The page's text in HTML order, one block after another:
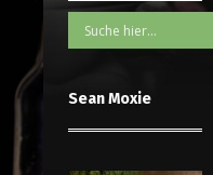
Sean Moxie